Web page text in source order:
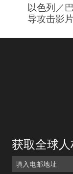
以色列／
导攻击影
获取全球人